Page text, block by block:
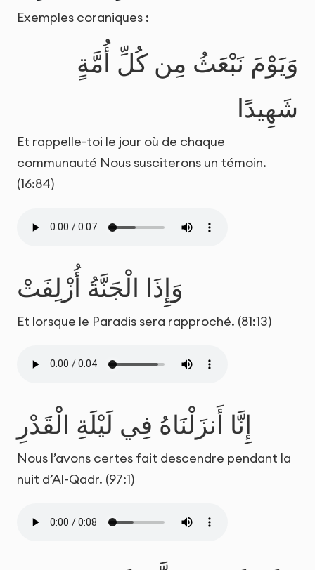
Exemples coraniques :
وَيَوْمَ نَبْعَثُ مِن كُلِّ أُمَّةٍ
شَهِيدًا
Et rappelle-toi le jour où de chaque
communauté Nous susciterons un témoin.
(16:84)
وَإِذَا الْجَنَّةُ أُزْلِفَتْ
Et lorsque le Paradis sera rapproché. (81:13)
إِنَّا أَنزَلْنَاهُ فِي لَيْلَةِ الْقَدْرِ
Nous l’avons certes fait descendre pendant la
nuit d’Al-Qadr. (97:1)